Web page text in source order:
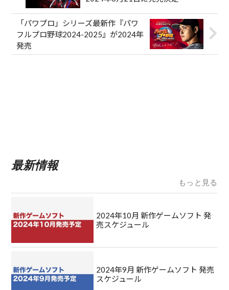
「パワプロ」シリーズ最新作『パワ
フルプロ野球2024-2025』が2024年
発売
最新情報
もっと見る
2024年10月 新作ゲームソフト 発
売スケジュール
2024年9月 新作ゲームソフト 発売
スケジュール